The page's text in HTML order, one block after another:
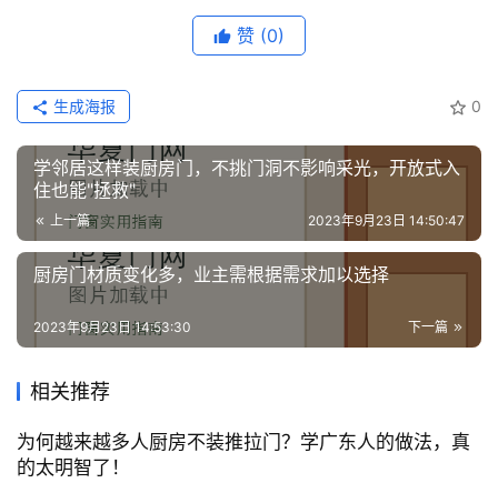
赞 (0)
0
生成海报
学邻居这样装厨房门，不挑门洞不影响采光，开放式入
住也能"拯救"
上一篇 2023年9月23日 14:50:47
厨房门材质变化多，业主需根据需求加以选择
下一篇
2023年9月23日 14:53:30
相关推荐
为何越来越多人厨房不装推拉门？学广东人的做法，真
的太明智了！